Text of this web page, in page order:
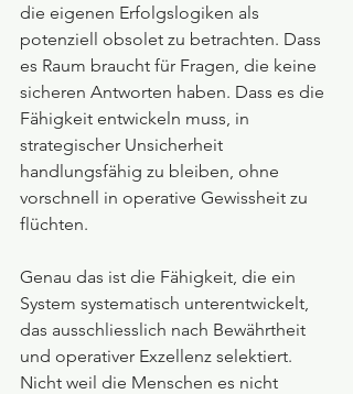
die eigenen Erfolgslogiken als
potenziell obsolet zu betrachten. Dass
es Raum braucht für Fragen, die keine
sicheren Antworten haben. Dass es die
Fähigkeit entwickeln muss, in
strategischer Unsicherheit
handlungsfähig zu bleiben, ohne
vorschnell in operative Gewissheit zu
flüchten.
Genau das ist die Fähigkeit, die ein
System systematisch unterentwickelt,
das ausschliesslich nach Bewährtheit
und operativer Exzellenz selektiert.
Nicht weil die Menschen es nicht